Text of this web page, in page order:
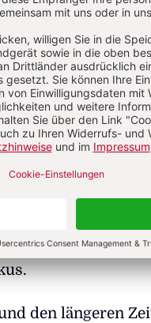
soll in
entscheidenden
Gaudium et spes
deshalb
rekurriert wird.
Enzyklika Papst
auch den
Der dritte
Apostolische
den längeren